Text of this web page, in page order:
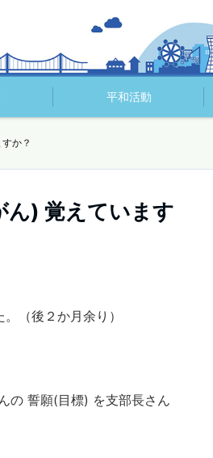
平和活動
か？
) 覚えています
（後２か月余り）
の 誓願(目標) を支部長さん